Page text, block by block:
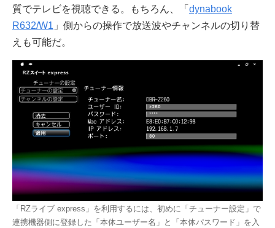
質でテレビを視聴できる。もちろん、「 dynabook
R632/W1 」側からの操作で放送波やチャンネルの切り替
えも可能だ。
「RZライブ express」を利用するには、初めに「チューナー設定」で
連携機器側に登録した「本体ユーザー名」と「本体パスワード」を入